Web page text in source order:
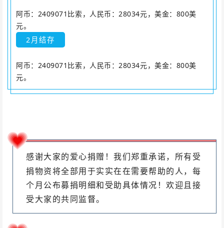
阿币：2409071比索，人民币：28034元，美金：800美
元。
2月 结存
阿币：2409071比索，人民币：28034元，美金：800美
元。
感谢大家的爱心捐赠！我们郑重承诺，所有受
捐物资将全部用于实实在在需要帮助的人，每
个月公布募捐明细和受助具体情况！欢迎且接
受大家的共同监督。